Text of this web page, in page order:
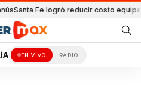
Fe logró reducir costo equipamiento
EN VIVO RADIO